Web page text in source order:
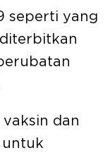
seperti yang
dan
untuk